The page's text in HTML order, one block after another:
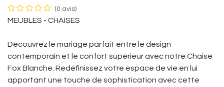
(0 avis)
MEUBLES - CHAISES
Découvrez le mariage parfait entre le design
contemporain et le confort supérieur avec notre Chaise
Fox Blanche. Redéfinissez votre espace de vie en lui
apportant une touche de sophistication avec cette